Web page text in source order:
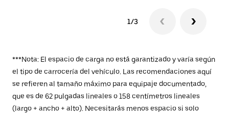
1/3
***Nota: El espacio de carga no está garantizado y varía según
el tipo de carrocería del vehículo. Las recomendaciones aquí
se refieren al tamaño máximo para equipaje documentado,
que es de 62 pulgadas lineales o 158 centímetros lineales
(largo + ancho + alto). Necesitarás menos espacio si solo